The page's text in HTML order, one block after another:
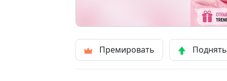
Премировать Поднять